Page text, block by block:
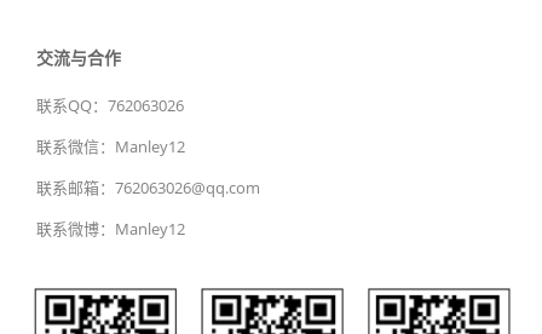
交流与合作
联系QQ：762063026
联系微信：Manley12
联系邮箱：762063026@qq.com
联系微博：Manley12